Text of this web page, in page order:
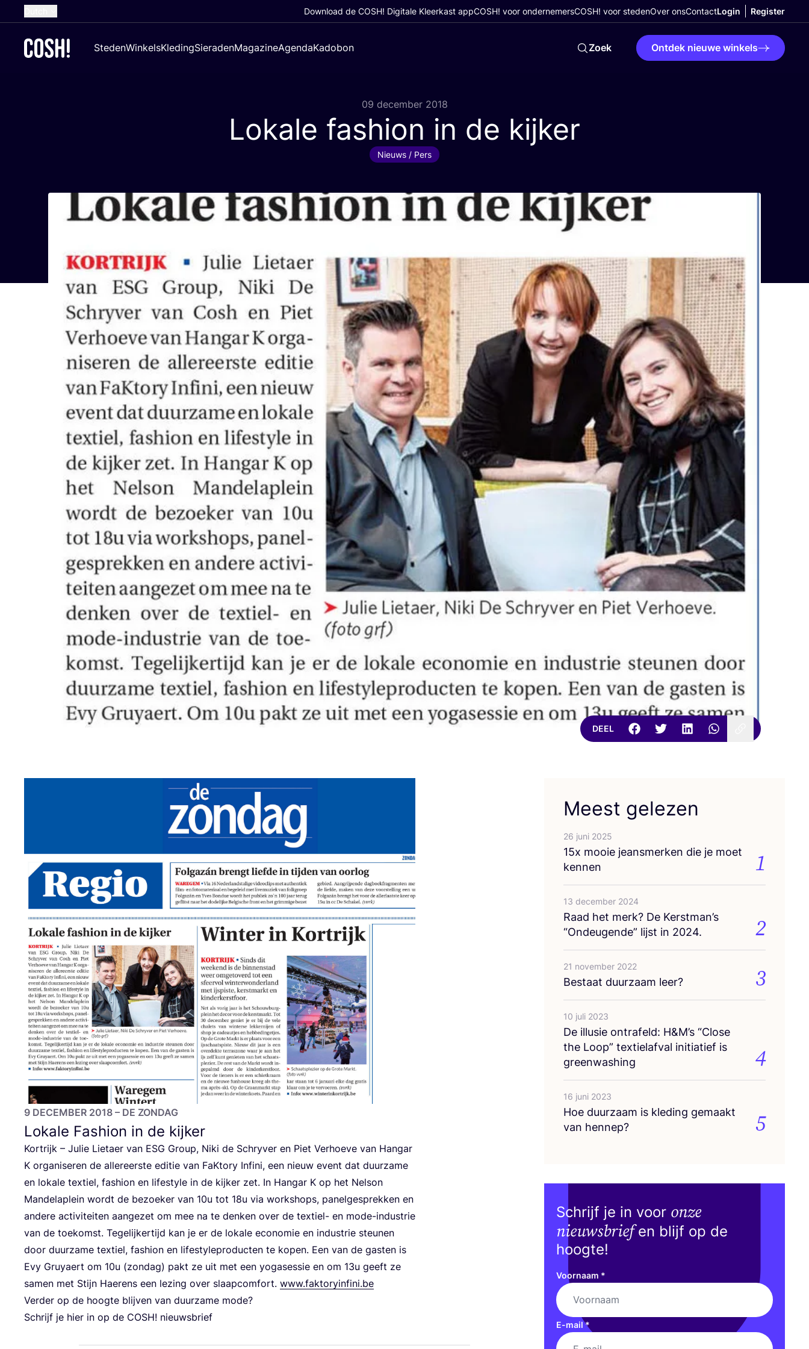
French
Download de COSH! Digitale Kleerkast appCOSH! voor ondernemersCOSH! voor stedenOver onsContactLogin Register
StedenWinkelsKledingSieradenMagazineAgendaKadobon Zoek Ontdek nieuwe winkels
09 december 2018
Lokale fashion in de kijker
Nieuws / Pers
DEEL
9 DECEM­BER 2018 – DE ZONDAG
Lokale Fashion in de kijker
Kort­rijk – Julie Lie­taer van ESG Group, Niki de Schry­ver en Piet Ver­hoe­ve van Han­gar
K orga­ni­se­ren de aller­eer­ste edi­tie van FaK­to­ry Infi­ni, een nieuw event dat duur­za­me
en loka­le tex­tiel, fas­hi­on en life­sty­le in de kij­ker zet. In Han­gar K op het Nel­son
Man­de­lap­lein wordt de bezoe­ker van 10u tot 18u via work­shops, panel­ge­sprek­ken en
ande­re acti­vi­tei­ten aan­ge­zet om mee na te den­ken over de tex­tiel- en mode-indu­strie
van de toe­komst. Tege­lij­ker­tijd kan je er de loka­le eco­no­mie en indu­strie steu­nen
door duur­za­me tex­tiel, fas­hi­on en life­sty­le­pro­duc­ten te kopen. Een van de gas­ten is
Evy Gru­yaert om 10u (zon­dag) pakt ze uit met een yoga­ses­sie en om 13u geeft ze
samen met Stijn Hae­rens een lezing over slaap­com­fort. www​.fak​to​ryin​fi​ni​.be
Ver­der op de hoog­te blij­ven van duur­za­me mode?
Schrijf je hier in op de COSH! nieuwsbrief
Meest gelezen
26 juni 2025
15x mooie jeans­mer­ken die je moet
kennen
1
13 december 2024
Raad het merk? De Kerstman’s
“Ondeu­gen­de” lijst in 2024. 2
21 november 2022
Bestaat duur­zaam leer? 3
10 juli 2023
De illu­sie ont­ra­feld: H&M’s “Clo­se
the Loop” tex­tiel­af­val ini­ti­a­tief is
greenwashing
4
16 juni 2023
Hoe duur­zaam is kle­ding gemaakt
van hennep?
5
Schrijf je in voor onze
nieuwsbriefen blijf op de
hoogte!
Voornaam *
E-mail*